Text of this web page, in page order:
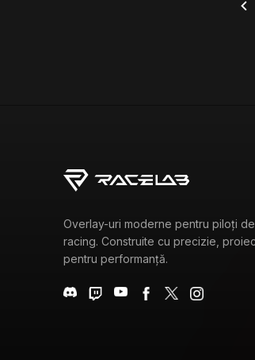
Overlay-uri moderne pentru piloți de
racing. Construite cu precizie,
pentru performanță.